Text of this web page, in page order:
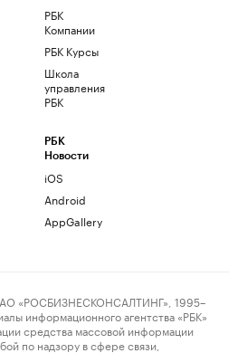
РБК
Компании
РБК Курсы
Школа
управления
РБК
РБК
Новости
iOS
Android
AppGallery
«РОСБИЗНЕСКОНСАЛТИНГ», 1995–
информационного агентства «РБК»
средства массовой информации
по надзору в сфере связи,